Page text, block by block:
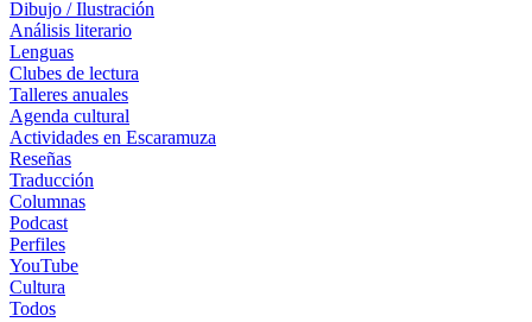
Dibujo / Ilustración
Análisis literario
Lenguas
Clubes de lectura
Talleres anuales
Agenda cultural
Actividades en Escaramuza
Reseñas
Traducción
Columnas
Podcast
Perfiles
YouTube
Cultura
Todos